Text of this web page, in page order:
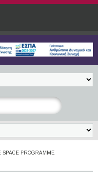
SPACE PROGRAMME